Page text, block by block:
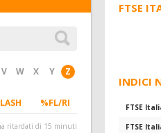
V W X Y Z
%FL/RI
ritardati di 15 minuti
FTSE
INDICI
FTSE
FTSE